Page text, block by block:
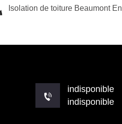
Isolation de toiture Beaumont En
indisponible
indisponible